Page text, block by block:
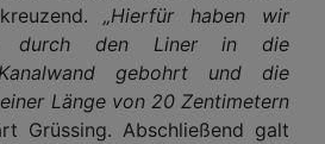
„Hierfür haben wir
durch den Liner in die
gebohrt und die
Länge von 20 Zentimetern
Grüssing. Abschließend galt